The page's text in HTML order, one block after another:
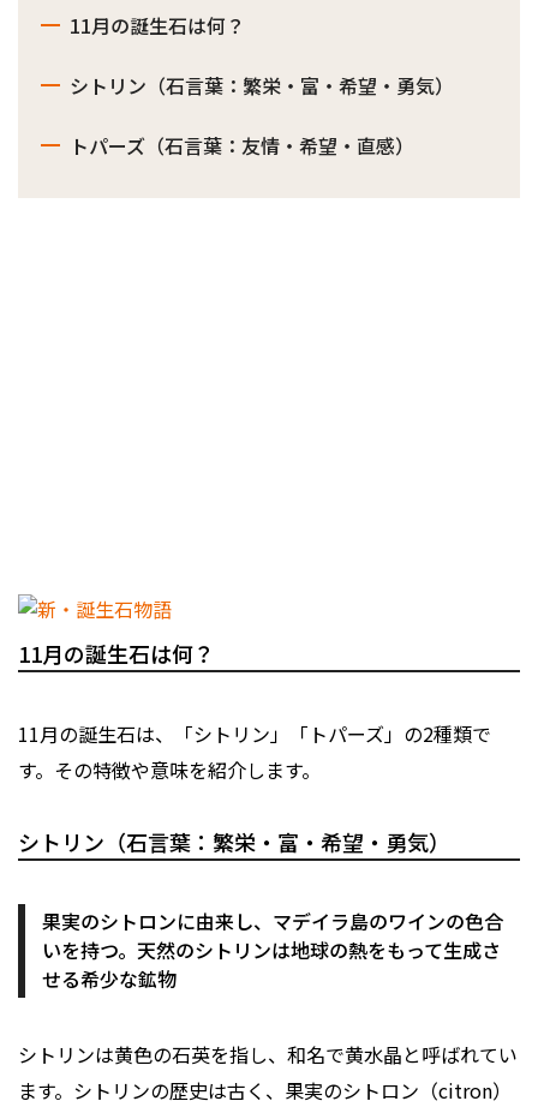
11月の誕生石は何？
シトリン（石言葉：繁栄・富・希望・勇気）
トパーズ（石言葉：友情・希望・直感）
11月の誕生石は何？
11月の誕生石は、「シトリン」「トパーズ」の2種類で
す。その特徴や意味を紹介します。
シトリン（石言葉：繁栄・富・希望・勇気）
果実のシトロンに由来し、マデイラ島のワインの色合
いを持つ。天然のシトリンは地球の熱をもって生成さ
せる希少な鉱物
シトリンは黄色の石英を指し、和名で黄水晶と呼ばれてい
ます。シトリンの歴史は古く、果実のシトロン（citron）